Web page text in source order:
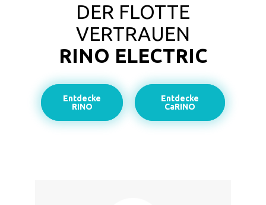
DER FLOTTE
VERTRAUEN
RINO ELECTRIC
Entdecke
RINO
Entdecke
CaRINO